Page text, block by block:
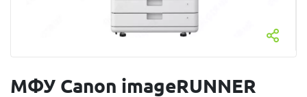
МФУ Canon imageRUNNER